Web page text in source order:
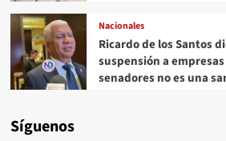
Nacionales
Ricardo de los Santos
suspensión a
senadores no es una
Síguenos